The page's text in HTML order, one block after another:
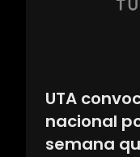
UTA
nacional
semana